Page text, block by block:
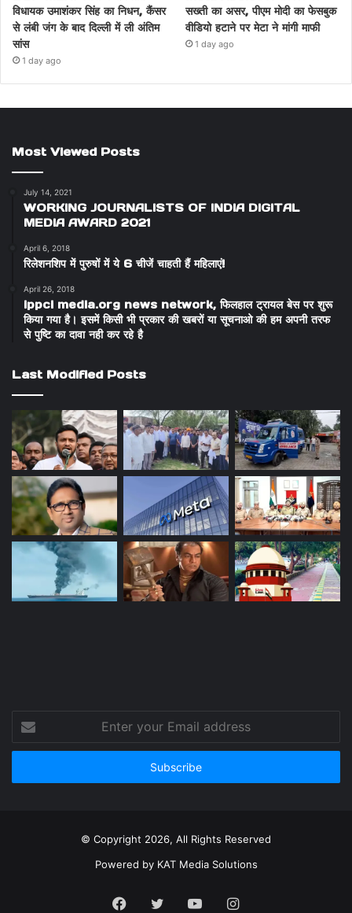
विधायक उमाशंकर सिंह का निधन, कैंसर
से लंबी जंग के बाद दिल्ली में ली अंतिम
सांस
1 day ago
सख्ती का असर, पीएम मोदी का फेसबुक
वीडियो हटाने पर मेटा ने मांगी माफी
1 day ago
Most Viewed Posts
July 14, 2021
WORKING JOURNALISTS OF INDIA DIGITAL
MEDIA AWARD 2021
April 6, 2018
रिलेशनशिप में पुरुषों में ये 6 चीजें चाहती हैं महिलाएं!
April 26, 2018
ippci media.org news network, फिलहाल ट्रायल बेस पर शुरू
किया गया है। इसमें किसी भी प्रकार की खबरों या सूचनाओ की हम अपनी तरफ
से पुष्टि का दावा नही कर रहे है
Last Modified Posts
your
Email
© Copyright 2026, All Rights Reserved
Powered by KAT Media Solutions
Facebook
TwitterYouTubeInstagram